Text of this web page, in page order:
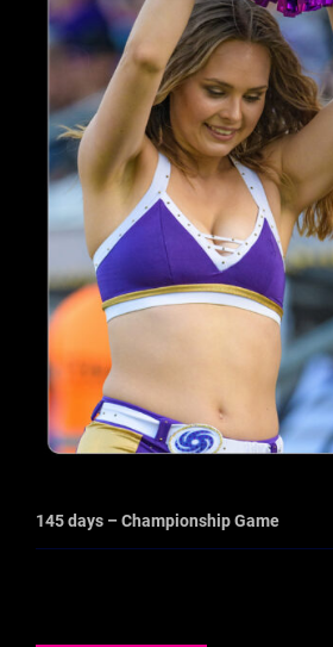
145 days – Championship Game